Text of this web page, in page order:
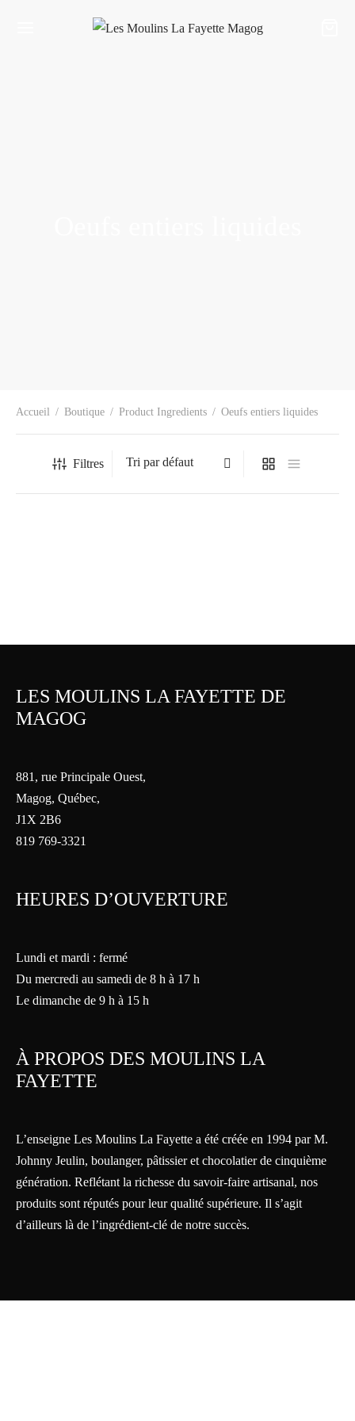
Accueil / Boutique / Product Ingredients / Oeufs entiers liquides
Filtres
LES MOULINS LA FAYETTE DE
MAGOG
881, rue Principale Ouest,
Magog, Québec,
J1X 2B6
819 769-3321
HEURES D’OUVERTURE
Lundi et mardi : fermé
Du mercredi au samedi de 8 h à 17 h
Le dimanche de 9 h à 15 h
À PROPOS DES MOULINS LA
FAYETTE
L’enseigne Les Moulins La Fayette a été créée en 1994 par M.
Johnny Jeulin, boulanger, pâtissier et chocolatier de cinquième
génération. Reflétant la richesse du savoir-faire artisanal, nos
produits sont réputés pour leur qualité supérieure. Il s’agit
d’ailleurs là de l’ingrédient-clé de notre succès.